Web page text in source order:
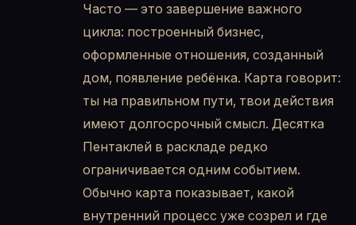
Часто — это завершение важного
цикла: построенный бизнес,
оформленные отношения, созданный
дом, появление ребёнка. Карта говорит:
ты на правильном пути, твои действия
имеют долгосрочный смысл. Десятка
Пентаклей в раскладе редко
ограничивается одним событием.
Обычно карта показывает, какой
внутренний процесс уже созрел и где